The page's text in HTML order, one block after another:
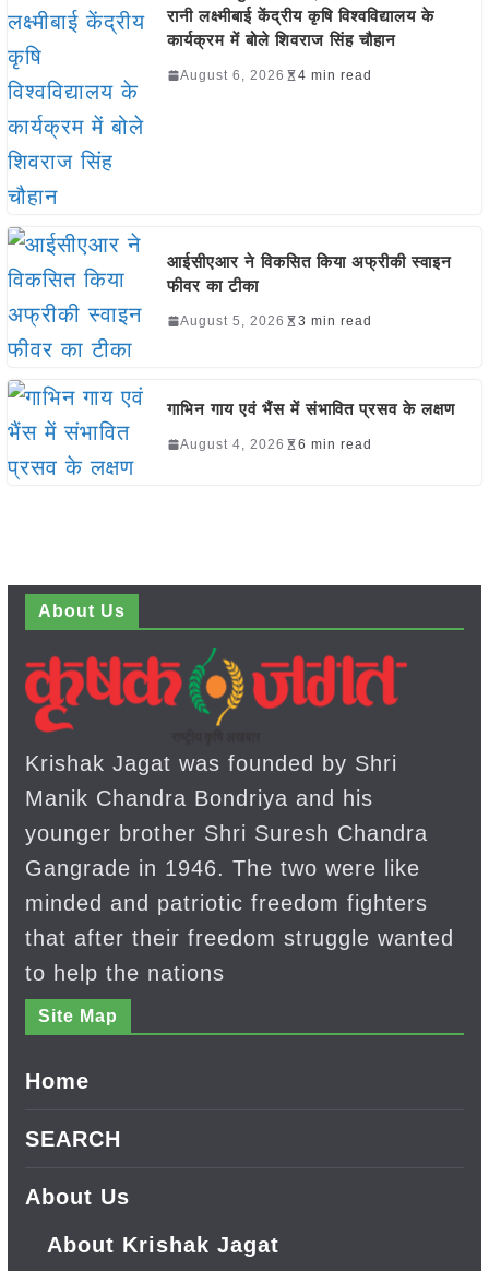
रानी लक्ष्मीबाई केंद्रीय कृषि विश्वविद्यालय के
कार्यक्रम में बोले शिवराज सिंह चौहान
August 6, 2026 4 min read
आईसीएआर ने विकसित किया अफ्रीकी स्वाइन
फीवर का टीका
August 5, 2026 3 min read
गाभिन गाय एवं भैंस में संभावित प्रसव के लक्षण
August 4, 2026 6 min read
About Us
Krishak Jagat was founded by Shri
Manik Chandra Bondriya and his
younger brother Shri Suresh Chandra
Gangrade in 1946. The two were like
minded and patriotic freedom fighters
that after their freedom struggle wanted
to help the nations
Site Map
Home
SEARCH
About Us
About Krishak Jagat